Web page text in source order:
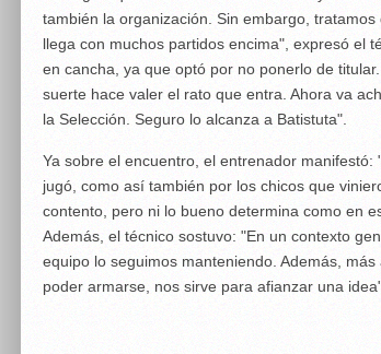
también la organización. Sin embargo,
llega con muchos partidos encima", expresó el
en cancha, ya que optó por no ponerlo de
suerte hace valer el rato que entra. Ahora va
la Selección. Seguro lo alcanza a Batistuta".
Ya sobre el encuentro, el entrenador
jugó, como así también por los chicos que
contento, pero ni lo bueno determina como en
Además, el técnico sostuvo: "En un contexto
equipo lo seguimos manteniendo. Además,
poder armarse, nos sirve para afianzar una